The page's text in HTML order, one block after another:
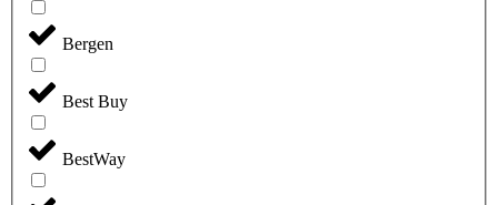
Bergen
Best Buy
BestWay